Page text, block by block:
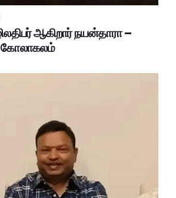
ஆகிறார் நயன்தாரா –
கோலாகலம்